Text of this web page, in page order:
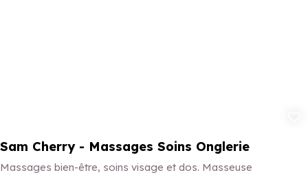
Sam Cherry - Massages Soins Onglerie
Massages bien-être, soins visage et dos. Masseuse